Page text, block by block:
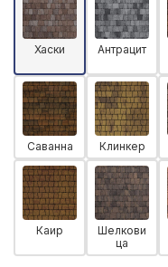
Хаски Антрацит
Саванна Клинкер
Каир
Шелкови
ца